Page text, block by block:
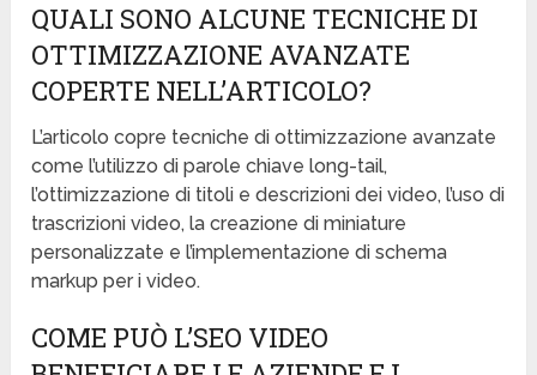
QUALI SONO ALCUNE TECNICHE DI
OTTIMIZZAZIONE AVANZATE
COPERTE NELL’ARTICOLO?
L’articolo copre tecniche di ottimizzazione avanzate
come l’utilizzo di parole chiave long-tail,
l’ottimizzazione di titoli e descrizioni dei video, l’uso di
trascrizioni video, la creazione di miniature
personalizzate e l’implementazione di schema
markup per i video.
COME PUÒ L’SEO VIDEO